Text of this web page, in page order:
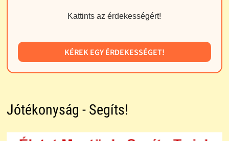
Kattints az érdekességért!
KÉREK EGY ÉRDEKESSÉGET!
Jótékonyság - Segíts!